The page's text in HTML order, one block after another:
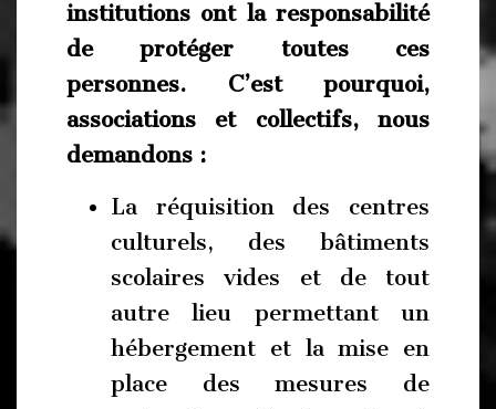
institutions ont la responsabilité
de protéger toutes ces
personnes. C’est pourquoi,
associations et collectifs, nous
demandons :
La réquisition des centres
culturels, des bâtiments
scolaires vides et de tout
autre lieu permettant un
hébergement et la mise en
place des mesures de